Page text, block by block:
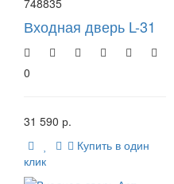
748835
Входная дверь L-31
0
31 590 р.
Купить в один
клик